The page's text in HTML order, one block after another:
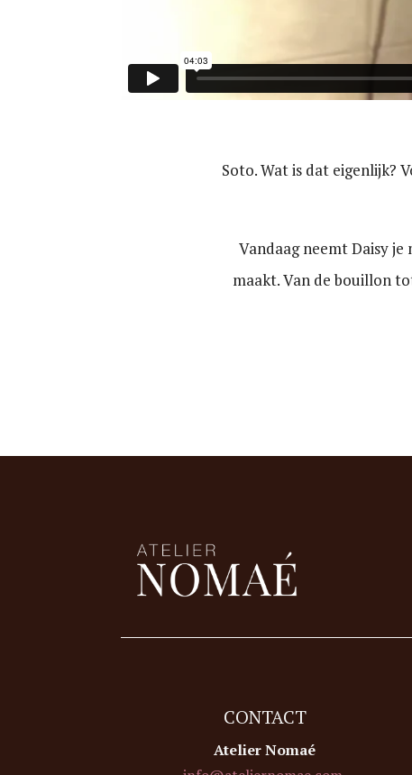
Soto. Wat is dat eigenlijk?
Vandaag neemt Daisy
maakt. Van de bouillon
CONTACT
Atelier Nomaé